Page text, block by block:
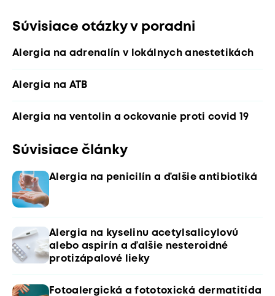
Súvisiace otázky v poradni
Alergia na adrenalín v lokálnych anestetikách
Alergia na ATB
Alergia na ventolin a ockovanie proti covid 19
Súvisiace články
Alergia na penicilín a ďalšie antibiotiká
Alergia na kyselinu acetylsalicylovú
alebo aspirín a ďalšie nesteroidné
protizápalové lieky
Fotoalergická a fototoxická dermatitída